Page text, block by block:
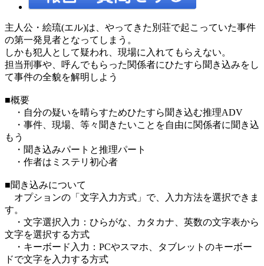
主人公・絵琉(エル)は、やってきた別荘で起こっていた事件
の第一発見者となってしまう。
しかも犯人として疑われ、現場に入れてもらえない。
担当刑事や、呼んでもらった関係者にひたすら聞き込みをし
て事件の全貌を解明しよう
■概要
・自分の疑いを晴らすためひたすら聞き込む推理ADV
・事件、現場、等々聞きたいことを自由に関係者に聞き込
もう
・聞き込みパートと推理パート
・作者はミステリ初心者
■聞き込みについて
オプションの「文字入力方式」で、入力方法を選択できま
す。
・文字選択入力：ひらがな、カタカナ、英数の文字表から
文字を選択する方式
・キーボード入力：PCやスマホ、タブレットのキーボー
ドで文字を入力する方式